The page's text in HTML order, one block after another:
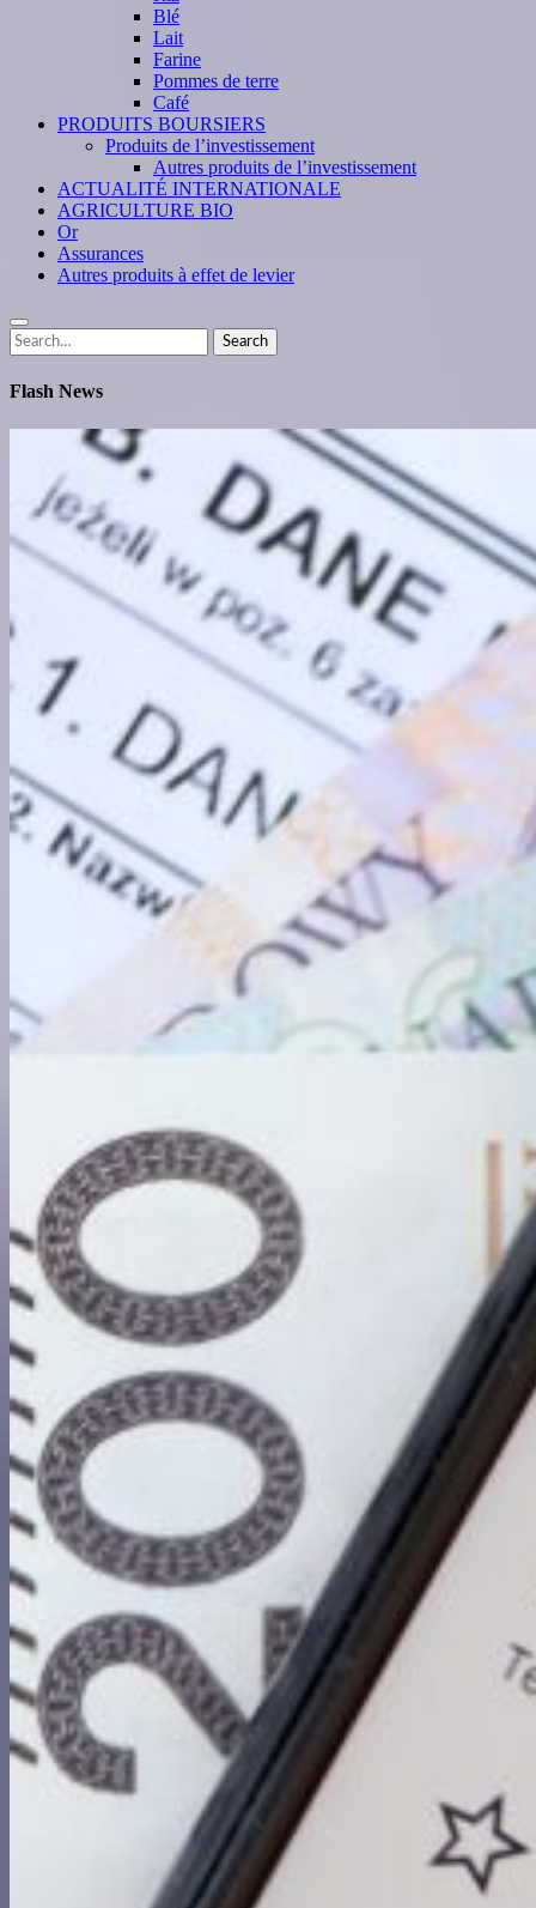
Blé
Lait
Farine
Pommes de terre
Café
PRODUITS BOURSIERS
Produits de l’investissement
Autres produits de l’investissement
ACTUALITÉ INTERNATIONALE
AGRICULTURE BIO
Or
Assurances
Autres produits à effet de levier
Search
for:
Search
Flash News